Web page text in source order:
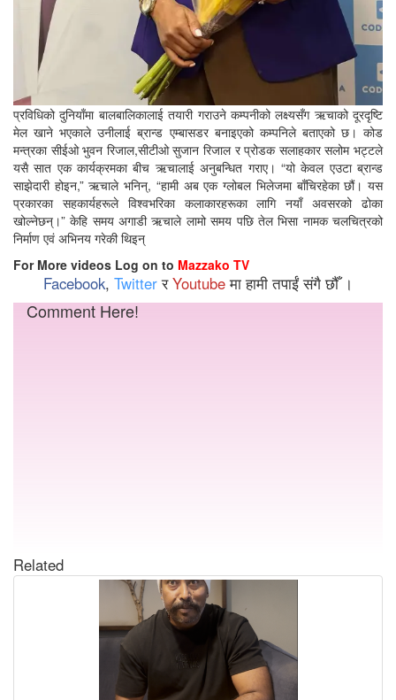
प्रविधिको दुनियाँमा बालबालिकालाई तयारी गराउने कम्पनीको लक्ष्यसँग ऋचाको दूरदृष्टि
मेल खाने भएकाले उनीलाई ब्रान्ड एम्बासडर बनाइएको कम्पनिले बताएको छ। कोड
मन्त्रका सीईओ भुवन रिजाल,सीटीओ सुजान रिजाल र प्रोडक सलाहकार सलोम भट्टले
यसै सात एक कार्यक्रमका बीच ऋचालाई अनुबन्धित गराए। “यो केवल एउटा ब्रान्ड
साझेदारी होइन,” ऋचाले भनिन्, “हामी अब एक ग्लोबल भिलेजमा बाँचिरहेका छौं। यस
प्रकारका सहकार्यहरूले विश्वभरिका कलाकारहरूका लागि नयाँ अवसरको ढोका
खोल्नेछन्।” केहि समय अगाडी ऋचाले लामो समय पछि तेल भिसा नामक चलचित्रको
निर्माण एवं अभिनय गरेकी थिइन्
For More videos Log on to Mazzako TV
Facebook, TwitterरYoutubeमा हामी तपाईं संगै छौँ ।
Comment Here!
Related